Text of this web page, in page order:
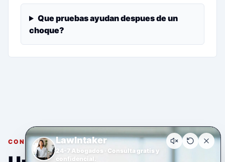
Que pruebas ayudan despues de un
choque?
CONSULTA GRATUITA Y CONFIDENCIAL
LawIntaker
24-7 Abogados · Consulta gratis y
confidencial.